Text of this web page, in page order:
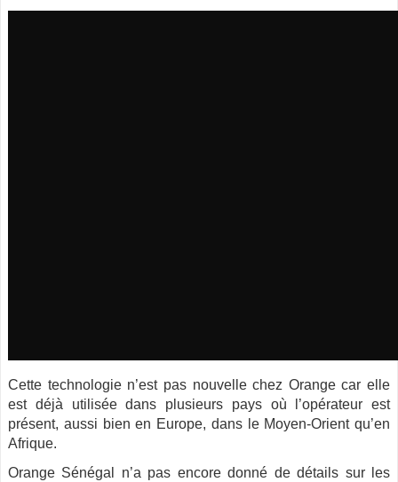
Cette technologie n’est pas nouvelle chez Orange car elle
est déjà utilisée dans plusieurs pays où l’opérateur est
présent, aussi bien en Europe, dans le Moyen-Orient qu’en
Afrique.
Orange Sénégal n’a pas encore donné de détails sur les